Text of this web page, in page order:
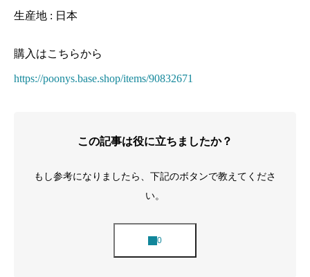
生産地 : 日本
購入はこちらから
https://poonys.base.shop/items/90832671
この記事は役に立ちましたか？
もし参考になりましたら、下記のボタンで教えてくださ
い。